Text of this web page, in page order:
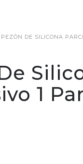
DE SILICONA
1